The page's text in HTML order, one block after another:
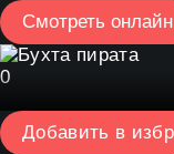
Смотреть онлайн
0
Добавить в